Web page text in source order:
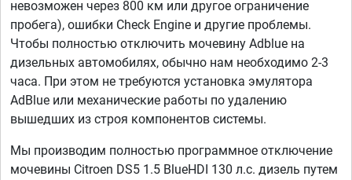
невозможен через 800 км или другое ограничение
пробега), ошибки Check Engine и другие проблемы.
Чтобы полностью отключить мочевину Adblue на
дизельных автомобилях, обычно нам необходимо 2-3
часа. При этом не требуются установка эмулятора
AdBlue или механические работы по удалению
вышедших из строя компонентов системы.
Мы производим полностью программное отключение
мочевины Citroen DS5 1.5 BlueHDI 130 л.с. дизель путем